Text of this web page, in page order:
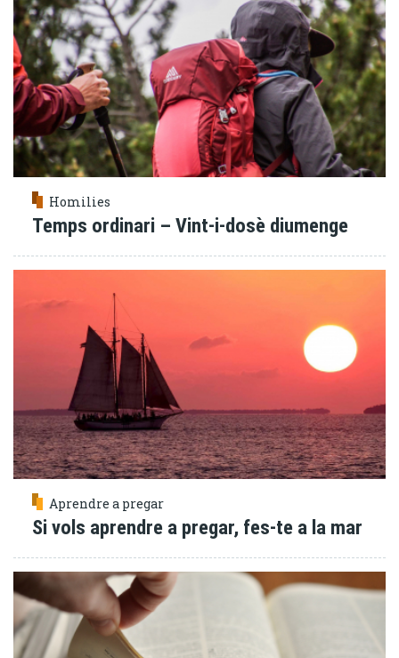
Homilies
Temps ordinari – Vint-i-dosè diumenge
Aprendre a pregar
Si vols aprendre a pregar, fes-te a la mar